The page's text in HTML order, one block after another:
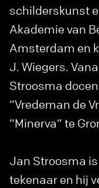
schilderskunst
Akademie van
Amsterdam en
J. Wiegers.
Stroosma
“Vredeman de
“Minerva“ te
Jan Stroosma
tekenaar en hij